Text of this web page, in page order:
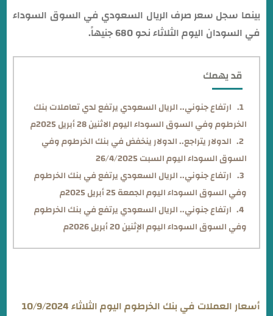
بينما سجل سعر صرف الريال السعودي في السوق السوداء
في السودان اليوم الثلاثاء نحو 680 جنيهاً.
قد يهمك
ارتفاع جنوني.. الريال السعودي يرتفع لدي تعاملات بنك
الخرطوم وفي السوق السوداء اليوم الاثنين 28 أبريل 2025م
الدولار يتراجع.. الدولار ينخفض في بنك الخرطوم وفي
السوق السوداء اليوم السبت 26/4/2025
ارتفاع جنوني.. الريال السعودي يرتفع في بنك الخرطوم
وفي السوق السوداء اليوم الجمعة 25 أبريل 2025م
ارتفاع جنوني.. الريال السعودي يرتفع في بنك الخرطوم
وفي السوق السوداء اليوم الإثنين 20 أبريل 2026م
أسعار العملات في بنك الخرطوم اليوم الثلاثاء 10/9/2024